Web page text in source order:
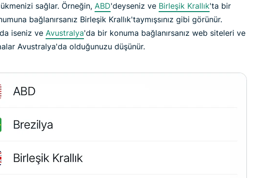
sağlar. Örneğin, ABD'deyseniz ve Birleşik Krallık'ta bir
bağlanırsanız Birleşik Krallık'taymışsınız gibi görünür.
iseniz ve Avustralya'da bir konuma bağlanırsanız web siteleri ve
Avustralya'da olduğunuzu düşünür.